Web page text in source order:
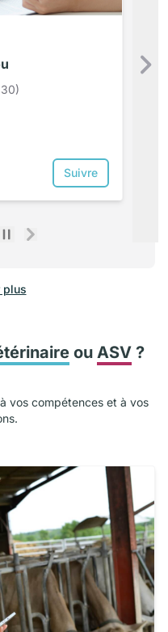
Suivre
plus
ou ASV ?
vos compétences et à vos